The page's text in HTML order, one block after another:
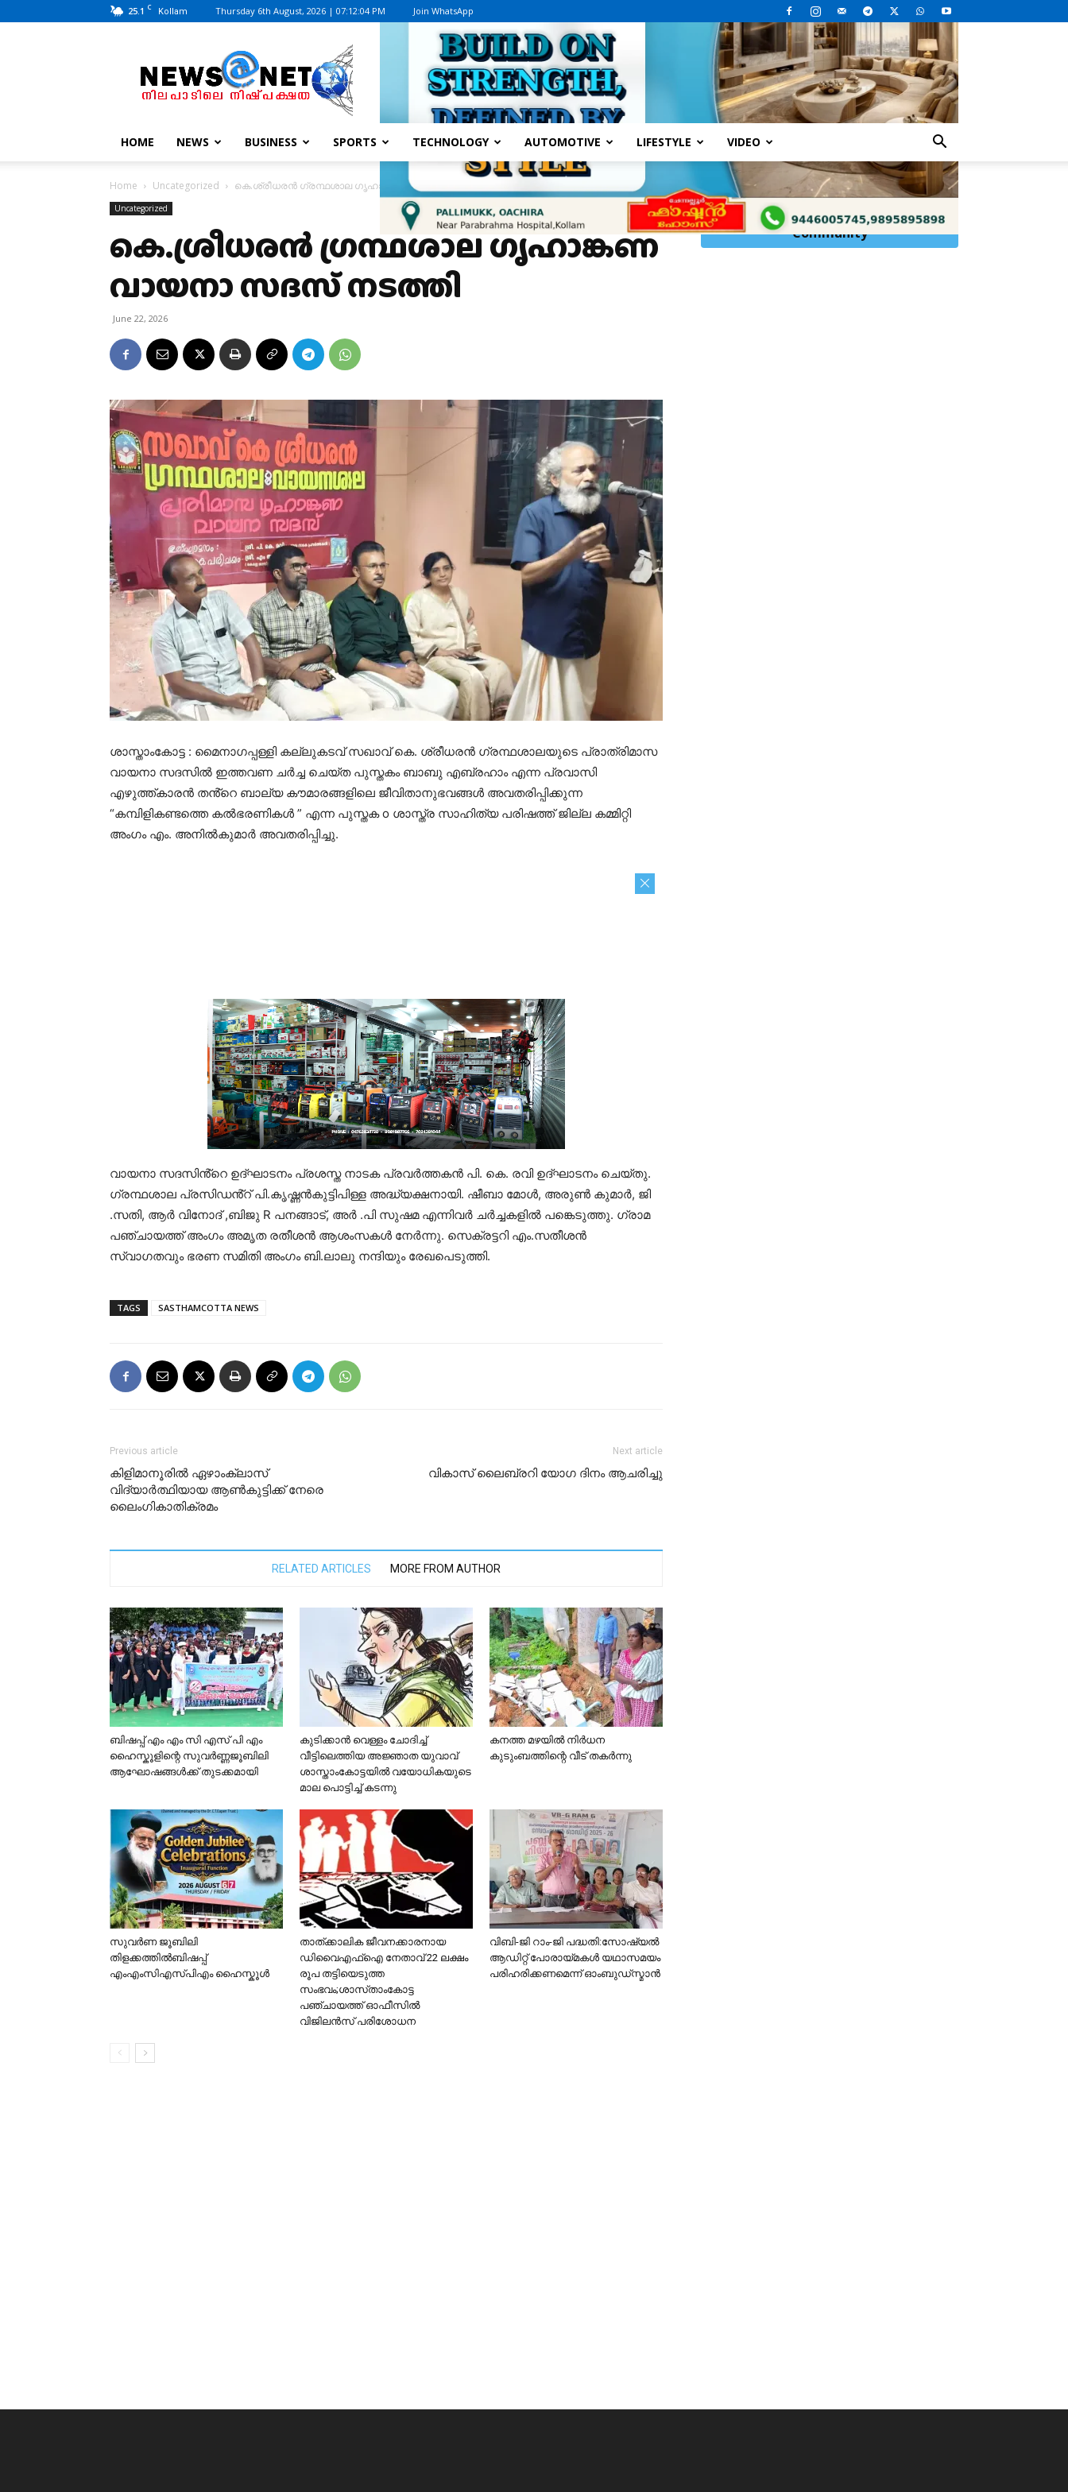
25.1 C Kollam Thursday 6th August, 2026 | 07:12:04 PM Join WhatsApp
News@Net
|
www.newsatnet.com
HOME NEWS BUSINESS SPORTS TECHNOLOGY AUTOMOTIVE LIFESTYLE VIDEO
Home Uncategorized കെ.ശ്രീധരൻ ഗ്രന്ഥശാല ഗൃഹാങ്കണ വായനാ സദസ് നടത്തി
Uncategorized
കെ.ശ്രീധരൻ ഗ്രന്ഥശാല ഗൃഹാങ്കണ
വായനാ സദസ് നടത്തി
June 22, 2026
ശാസ്താംകോട്ട : മൈനാഗപ്പള്ളി കല്ലുകടവ് സഖാവ് കെ. ശ്രീധരൻ ഗ്രന്ഥശാലയുടെ പ്രാത്രിമാസ
വായനാ സദസിൽ ഇത്തവണ ചർച്ച ചെയ്ത പുസ്തകം ബാബു എബ്രഹാം എന്ന പ്രവാസി
എഴുത്ത്കാരൻ തൻ്റെ ബാല്യ കൗമാരങ്ങളിലെ ജീവിതാനുഭവങ്ങൾ അവതരിപ്പിക്കുന്ന
“കമ്പിളികണ്ടത്തെ കൽഭരണികൾ ” എന്ന പുസ്തക o ശാസ്ത്ര സാഹിത്യ പരിഷത്ത് ജില്ല കമ്മിറ്റി
അംഗം എം. അനിൽകുമാർ അവതരിപ്പിച്ചു.
വായനാ സദസിൻ്റെ ഉദ്‌ഘാടനം പ്രശസ്ത നാടക പ്രവർത്തകൻ പി. കെ. രവി ഉദ്ഘാടനം ചെയ്തു.
ഗ്രന്ഥശാല പ്രസിഡൻ്റ് പി.കൃഷ്ണൻകുട്ടിപിള്ള അദ്ധ്യക്ഷനായി. ഷീബാ മോൾ, അരുൺ കുമാർ, ജി
.സതി, ആർ വിനോദ് ,ബിജു R പനങ്ങാട്, അർ .പി സുഷമ എന്നിവർ ചർച്ചകളിൽ പങ്കെടുത്തു. ഗ്രാമ
പഞ്ചായത്ത് അംഗം അമൃത രതീശൻ ആശംസകൾ നേർന്നു. സെക്രട്ടറി എം.സതീശൻ
സ്വാഗതവും ഭരണ സമിതി അംഗം ബി.ലാലു നന്ദിയും രേഖപെടുത്തി.
TAGS SASTHAMCOTTA NEWS
Previous article
കിളിമാനൂരിൽ ഏഴാംക്ലാസ്
വിദ്യാർത്ഥിയായ ആണ്‍കുട്ടിക്ക് നേരെ
ലൈംഗികാതിക്രമം
Next article
വികാസ് ലൈബ്രറി യോഗ ദിനം ആചരിച്ചു
RELATED ARTICLES MORE FROM AUTHOR
ബിഷപ്പ് എം എം സി എസ് പി എം
ഹൈസ്കൂളിന്റെ സുവർണ്ണജൂബിലി
ആഘോഷങ്ങൾക്ക് തുടക്കമായി
കുടിക്കാൻ വെള്ളം ചോദിച്ച്
വീട്ടിലെത്തിയ അജ്ഞാത യുവാവ്
ശാസ്താംകോട്ടയില്‍ വയോധികയുടെ
മാല പൊട്ടിച്ച് കടന്നു
കനത്ത മഴയിൽ നിർധന
കുടുംബത്തിന്റെ വീട് തകർന്നു
സുവർണ ജൂബിലി
തിളക്കത്തിൽബിഷപ്പ്
എംഎംസിഎസ്പിഎം ഹൈസ്കൂൾ
താത്ക്കാലിക ജീവനക്കാരനായ
ഡിവൈഎഫ്ഐ നേതാവ് 22 ലക്ഷം
രൂപ തട്ടിയെടുത്ത
സംഭവം;ശാസ്‌താംകോട്ട
പഞ്ചായത്ത് ഓഫീസിൽ
വിജിലൻസ് പരിശോധന
വിബി-ജി റാം-ജി പദ്ധതി:സോഷ്യൽ
ആഡിറ്റ് പോരായ്മകൾ യഥാസമയം
പരിഹരിക്കണമെന്ന് ഓംബുഡ്‌സ്മാൻ
Click Here toJoinWhatsApp
Community